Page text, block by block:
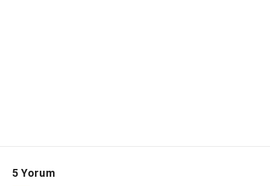
5 Yorum